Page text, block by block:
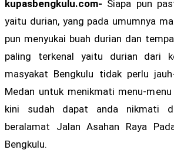
kupasbengkulu.com- Siapa pun
yaitu durian, yang pada umumnya
pun menyukai buah durian dan
paling terkenal yaitu durian dari
masyakat Bengkulu tidak perlu
Medan untuk menikmati menu-
kini sudah dapat anda nikmati
beralamat Jalan Asahan Raya
Bengkulu.